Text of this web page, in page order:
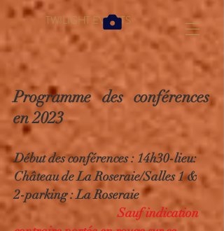
TWILIGHT EVENTS
Programme des conférences
en 2023
Début des conférences : 14h30-lieu:
Château de La Roseraie/Salles 1 &
2-parking : La Roseraie
Sauf indication